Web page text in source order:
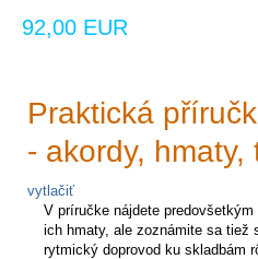
92,00 EUR
Praktická
- akordy,
vytlačiť
V príručke nájdete
ich hmaty, ale zoznámite sa tiež
rytmický doprovod ku skladbám